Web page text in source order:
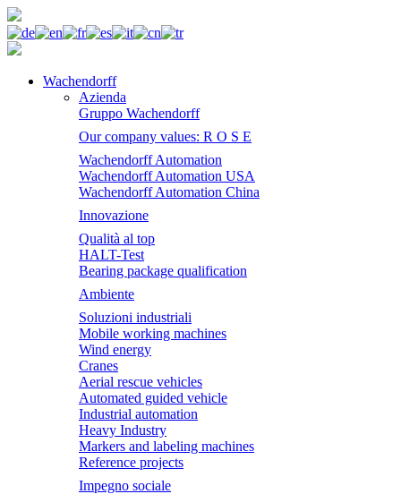
Wachendorff
Azienda
Gruppo Wachendorff
Our company values: R O S E
Wachendorff Automation
Wachendorff Automation USA
Wachendorff Automation China
Innovazione
Qualità al top
HALT-Test
Bearing package qualification
Ambiente
Soluzioni industriali
Mobile working machines
Wind energy
Cranes
Aerial rescue vehicles
Automated guided vehicle
Industrial automation
Heavy Industry
Markers and labeling machines
Reference projects
Impegno sociale